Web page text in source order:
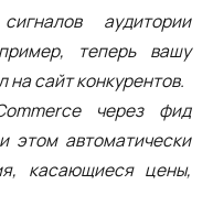
аудитории
теперь вашу
на сайт конкурентов.
через фид
этом автоматически
касающиеся цены,